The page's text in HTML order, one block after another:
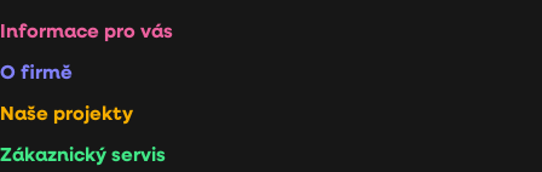
Informace pro vás
O firmě
Naše projekty
Zákaznický servis